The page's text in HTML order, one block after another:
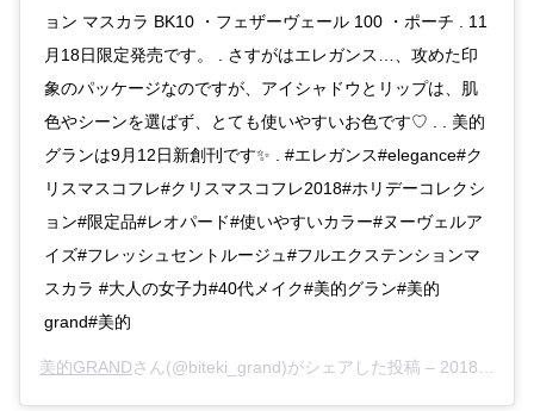
ョン マスカラ BK10 ・フェザーヴェール 100 ・ポーチ . 11
月18日限定発売です。 . さすがはエレガンス…、攻めた印
象のパッケージなのですが、アイシャドウとリップは、肌
色やシーンを選ばず、とても使いやすいお色です♡ . . 美的
グランは9月12日新創刊です✨ . #エレガンス#elegance#ク
リスマスコフレ#クリスマスコフレ2018#ホリデーコレクシ
ョン#限定品#レオパード#使いやすいカラー#ヌーヴェルア
イズ#フレッシュセントルージュ#フルエクステンションマ
スカラ #大人の女子力#40代メイク#美的グラン#美的
grand#美的
美的GRANDさん(@biteki_grand)がシェアした投稿 – 2018年 9月月8日午後11時47分PDT